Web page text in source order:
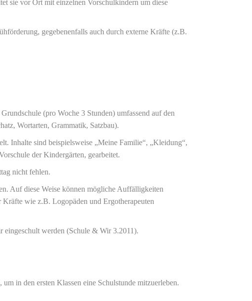
sie vor Ort mit einzelnen Vorschulkindern um diese
gegebenenfalls auch durch externe Kräfte (z.B.
(pro Woche 3 Stunden) umfassend auf den
Wortarten, Grammatik, Satzbau).
Inhalte sind beispielsweise „Meine Familie“, „Kleidung“,
der Kindergärten, gearbeitet.
nicht fehlen.
Auf diese Weise können mögliche Auffälligkeiten
wie z.B. Logopäden und Ergotherapeuten
eingeschult werden (Schule & Wir 3.2011).
in den ersten Klassen eine Schulstunde mitzuerleben.